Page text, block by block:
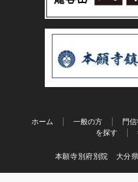
ホーム 一般の方 門
を探す
本願寺別府別院 大分